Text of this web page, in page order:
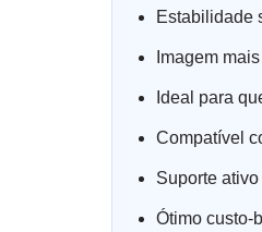
Estabilidade
Imagem
Ideal para
Compatível
Suporte
Ótimo custo-